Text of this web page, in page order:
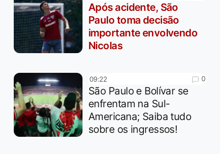
Após acidente, São
Paulo toma decisão
importante envolvendo
Nicolas
09:22 0
São Paulo e Bolívar se
enfrentam na Sul-
Americana; Saiba tudo
sobre os ingressos!